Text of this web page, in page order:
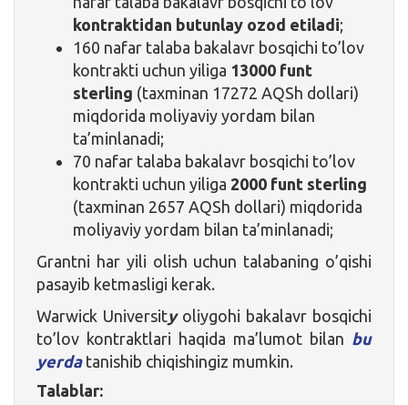
kontraktidan butunlay ozod etiladi;
160 nafar talaba bakalavr bosqichi to’lov
kontrakti uchun yiliga 13000 funt
sterling (taxminan 17272 AQSh dollari)
miqdorida moliyaviy yordam bilan
ta’minlanadi;
70 nafar talaba bakalavr bosqichi to’lov
kontrakti uchun yiliga 2000 funt sterling
(taxminan 2657 AQSh dollari) miqdorida
moliyaviy yordam bilan ta’minlanadi;
Grantni har yili olish uchun talabaning o’qishi
pasayib ketmasligi kerak.
Warwick Universityoliygohi bakalavr bosqichi
to’lov kontraktlari haqida ma’lumot bilan bu
yerdatanishib chiqishingiz mumkin.
Talablar: